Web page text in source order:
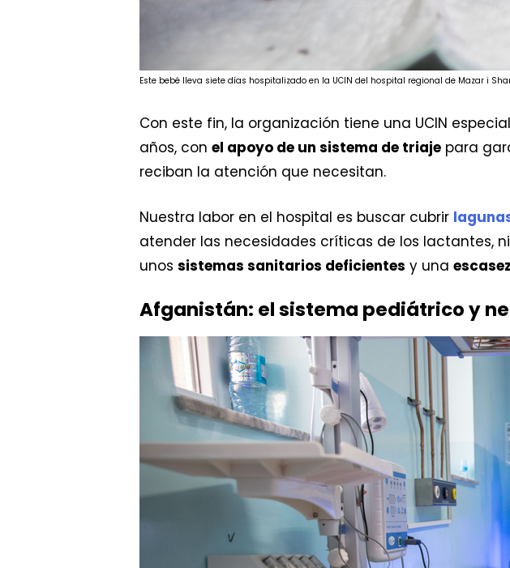
Este bebé lleva siete días hospitalizado en la UCIN del hospital regional de Mazar i
Con este fin, la organización tiene una UCIN
años, con el apoyo de un sistema de triaje para
reciban la atención que necesitan.
Nuestra labor en el hospital es buscar cubrir
atender las necesidades críticas de los lactantes,
unos sistemas sanitarios deficientes y una
Afganistán: el sistema pediátrico y